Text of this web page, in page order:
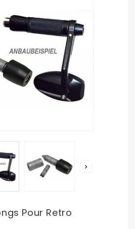

Pour Retro